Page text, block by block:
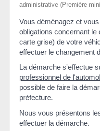
administrative (Première
Vous déménagez et
obligations concernant
carte grise) de votre
effectuer le changement
La démarche s'effectue
professionnel de
possible de faire la
préfecture.
Nous vous présentons
effectuer la démarche.